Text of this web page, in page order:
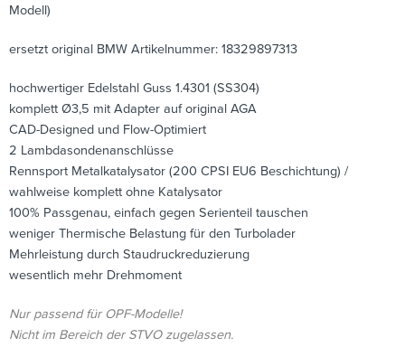
Modell)
ersetzt original BMW Artikelnummer: 18329897313
hochwertiger Edelstahl Guss 1.4301 (SS304)
komplett Ø3,5 mit Adapter auf original AGA
CAD-Designed und Flow-Optimiert
2 Lambdasondenanschlüsse
Rennsport Metalkatalysator (200 CPSI EU6 Beschichtung) /
wahlweise komplett ohne Katalysator
100% Passgenau, einfach gegen Serienteil tauschen
weniger Thermische Belastung für den Turbolader
Mehrleistung durch Staudruckreduzierung
wesentlich mehr Drehmoment
Nur passend für OPF-Modelle!
Nicht im Bereich der STVO zugelassen.